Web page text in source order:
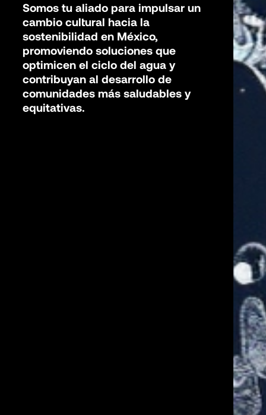
Somos tu aliado para impulsar un
cambio cultural hacia la
sostenibilidad en México,
promoviendo soluciones que
optimicen el ciclo del agua y
contribuyan al desarrollo de
comunidades más saludables y
equitativas.